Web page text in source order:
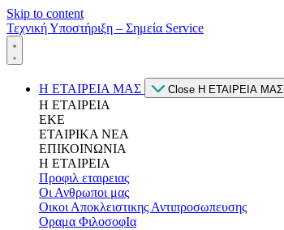
Skip to content
Τεχνική Υποστήριξη – Σημεία Service
Η ΕΤΑΙΡΕΙΑ ΜΑΣ Close Η ΕΤΑΙΡΕΙΑ ΜΑΣ
Η ΕΤΑΙΡΕΙΑ
ΕΚΕ
ΕΤΑΙΡΙΚΑ ΝΕΑ
ΕΠΙΚΟΙΝΩΝΙΑ
Η ΕΤΑΙΡΕΙΑ
Προφιλ εταιρειας
Οι Ανθρωποι μας
Οικοι Αποκλειστικης Αντιπροσωπευσης
Οραμα ΦιλοσοφΙα